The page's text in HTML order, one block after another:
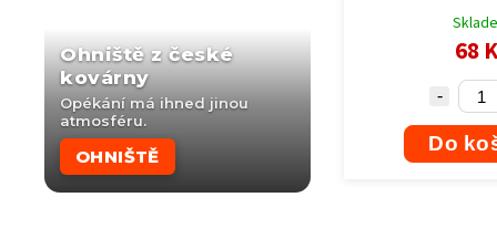
Ohniště z české
kovárny
Opékání má ihned jinou
atmosféru.
OHNIŠTĚ
68
Do